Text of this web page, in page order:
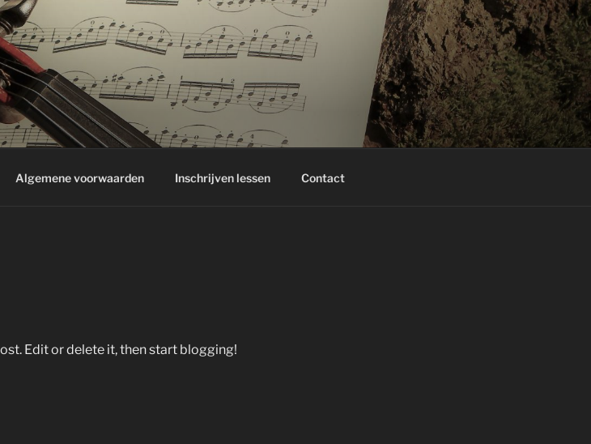
Algemene voorwaarden Inschrijven lessen Contact
Edit or delete it, then start blogging!